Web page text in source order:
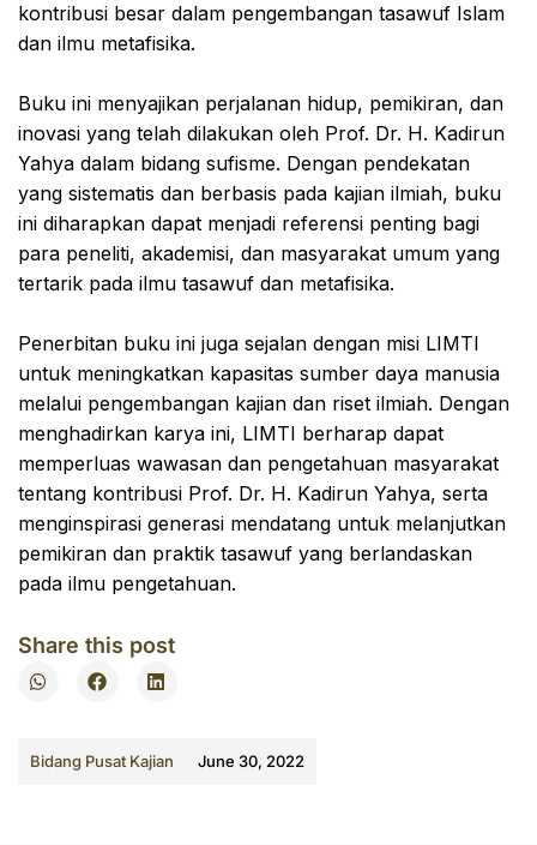
kontribusi besar dalam pengembangan tasawuf Islam
dan ilmu metafisika.
Buku ini menyajikan perjalanan hidup, pemikiran, dan
inovasi yang telah dilakukan oleh Prof. Dr. H. Kadirun
Yahya dalam bidang sufisme. Dengan pendekatan
yang sistematis dan berbasis pada kajian ilmiah, buku
ini diharapkan dapat menjadi referensi penting bagi
para peneliti, akademisi, dan masyarakat umum yang
tertarik pada ilmu tasawuf dan metafisika.
Penerbitan buku ini juga sejalan dengan misi LIMTI
untuk meningkatkan kapasitas sumber daya manusia
melalui pengembangan kajian dan riset ilmiah. Dengan
menghadirkan karya ini, LIMTI berharap dapat
memperluas wawasan dan pengetahuan masyarakat
tentang kontribusi Prof. Dr. H. Kadirun Yahya, serta
menginspirasi generasi mendatang untuk melanjutkan
pemikiran dan praktik tasawuf yang berlandaskan
pada ilmu pengetahuan.
Share this post
Bidang Pusat Kajian June 30, 2022